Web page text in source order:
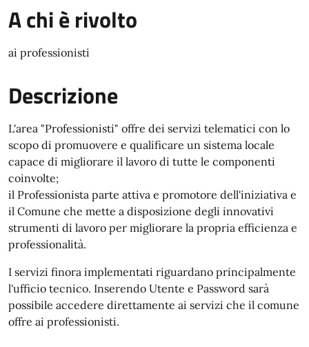
A chi è rivolto
ai professionisti
Descrizione
L'area "Professionisti" offre dei servizi telematici con lo
scopo di promuovere e qualificare un sistema locale
capace di migliorare il lavoro di tutte le componenti
coinvolte;
il Professionista parte attiva e promotore dell'iniziativa e
il Comune che mette a disposizione degli innovativi
strumenti di lavoro per migliorare la propria efficienza e
professionalità.
I servizi finora implementati riguardano principalmente
l'ufficio tecnico. Inserendo Utente e Password sarà
possibile accedere direttamente ai servizi che il comune
offre ai professionisti.